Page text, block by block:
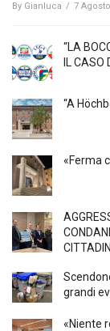
By Gianluca / 7
“LA
IL
“A
«Ferma
grandi
«Niente